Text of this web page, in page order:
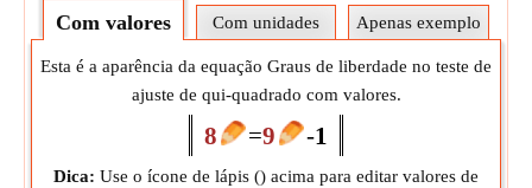
Com valores Com unidades Apenas exemplo
Esta é a aparência da equação Graus de liberdade no teste de
ajuste de qui-quadrado com valores.
8 =9 -1
Dica: Use o ícone de lápis () acima para editar valores de